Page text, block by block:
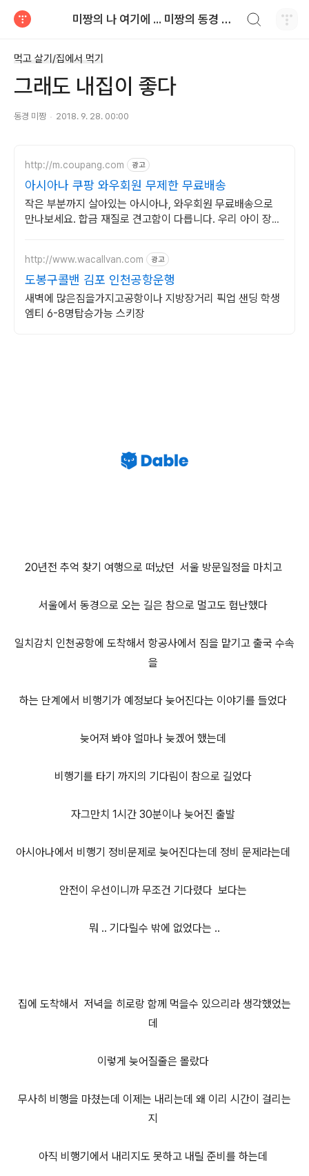
미짱의 나 여기에 ... 미짱의 동경 생활
먹고 살기/집에서 먹기
그래도 내집이 좋다
동경 미짱 2018. 9. 28. 00:00
http://m.coupang.com 광고
아시아나 쿠팡 와우회원 무제한 무료배송
작은 부분까지 살아있는 아시아나, 와우회원 무료배송으로
만나보세요. 합금 재질로 견고함이 다릅니다. 우리 아이 장난
http://www.wacallvan.com 광고
도봉구콜밴 김포 인천공항운행
새벽에 많은짐을가지고공항이나 지방장거리 픽업 샌딩 학생
엠티 6-8명탑승가능 스키장
20년전 추억 찾기 여행으로 떠났던 서울 방문일정을 마치고
서울에서 동경으로 오는 길은 참으로 멀고도 험난했다
일치감치 인천공항에 도착해서 항공사에서 짐을 맡기고 출국 수속
을
하는 단계에서 비행기가 예정보다 늦어진다는 이야기를 들었다
늦어져 봐야 얼마나 늦겠어 했는데
비행기를 타기 까지의 기다림이 참으로 길었다
자그만치 1시간 30분이나 늦어진 출발
아시아나에서 비행기 정비문제로 늦어진다는데 정비 문제라는데
안전이 우선이니까 무조건 기다렸다 보다는
뭐 .. 기다릴수 밖에 없었다는 ..
집에 도착해서 저녁을 히로랑 함께 먹을수 있으리라 생각했었는
데
이렇게 늦어질줄은 몰랐다
무사히 비행을 마쳤는데 이제는 내리는데 왜 이리 시간이 걸리는
지
아직 비행기에서 내리지도 못하고 내릴 준비를 하는데